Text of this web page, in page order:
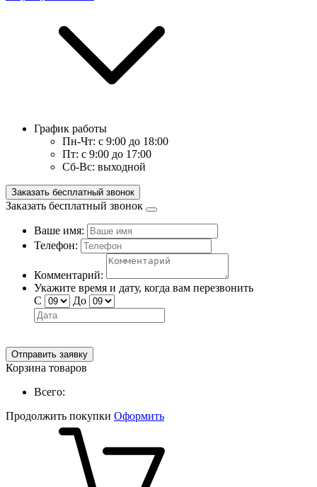
График работы
Пн-Чт: с 9:00 до 18:00
Пт: с 9:00 до 17:00
Сб-Вс: выходной
Заказать бесплатный звонок
Заказать бесплатный звонок
Ваше имя:
Телефон:
Комментарий:
Укажите время и дату, когда вам перезвонить
С
До
Отправить заявку
Корзина товаров
Всего:
Продолжить покупки Оформить